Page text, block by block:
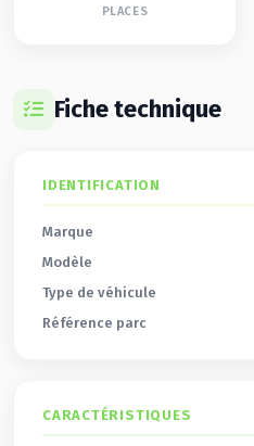
PLACES
Fiche technique
IDENTIFICATION
Marque
Modèle
Type de véhicule
Référence parc
CARACTÉRISTIQUES